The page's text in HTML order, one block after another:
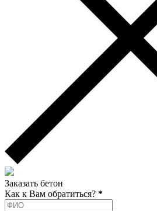
Заказать бетон
Как к Вам обратиться? *